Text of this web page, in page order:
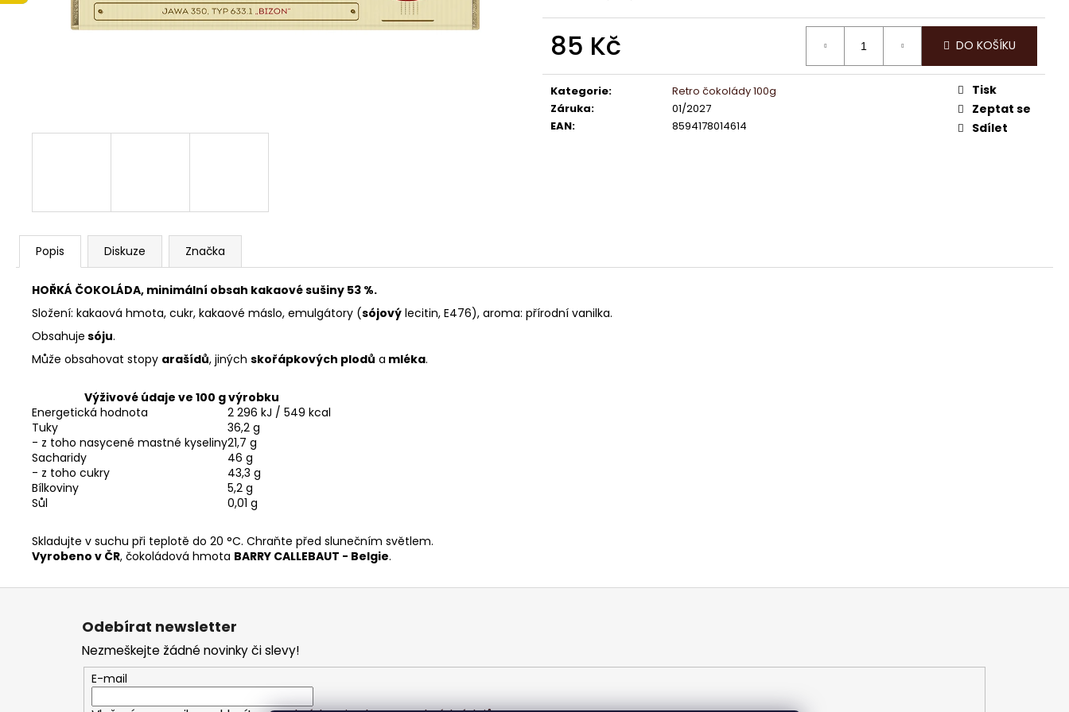
85 Kč
cena:
DO KOŠÍKU
Kategorie:
Retro čokolády 100g
Záruka:
01/2027
EAN: 8594178014614
Tisk
Zeptat se
Sdílet
Popis Diskuze Značka
HOŘKÁ ČOKOLÁDA, minimální obsah kakaové sušiny 53 %.
Složení: kakaová hmota, cukr, kakaové máslo, emulgátory (sójový lecitin, E476), aroma: přírodní vanilka.
Obsahuje sóju.
Může obsahovat stopy arašídů, jiných skořápkových plodů a mléka.
Výživové údaje ve 100 g výrobku
Energetická hodnota
2 296 kJ / 549 kcal
Tuky
- z toho nasycené mastné kyseliny
36,2 g
21,7 g
Sacharidy
- z toho cukry
46 g
43,3 g
Bílkoviny
5,2 g
Sůl
0,01 g
Skladujte v suchu při teplotě do 20 °C. Chraňte před slunečním světlem.
Vyrobeno v ČR, čokoládová hmota BARRY CALLEBAUT - Belgie.
LINDT LINDOR PRALINKY BÍLÁ ČOKOLÁDA
12,5G (8 KS 100G 104,-)(4 KS 50G 52,-)
LINDOR PRALINKY HOŘKÁ ČOKOLÁDA
60% 12,5G
ČOKOLÁDKY LINDT EXCELLENCE 70%
KAKAA 5,5 G
5 Kč
Z
Odebírat newsletter
Nezmeškejte žádné novinky či slevy!
E-mail